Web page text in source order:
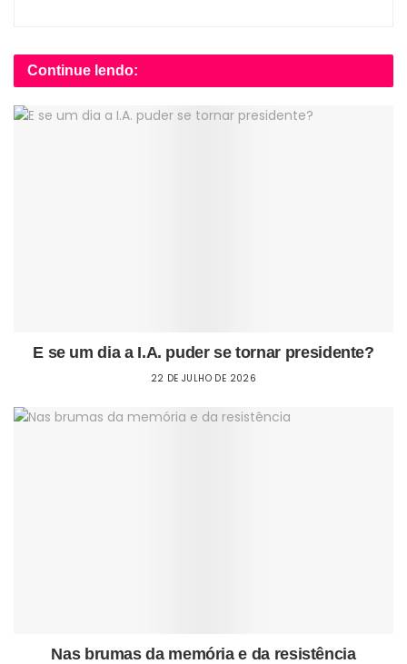
Continue lendo:
E se um dia a I.A. puder se tornar presidente?
22 DE JULHO DE 2026
Nas brumas da memória e da resistência